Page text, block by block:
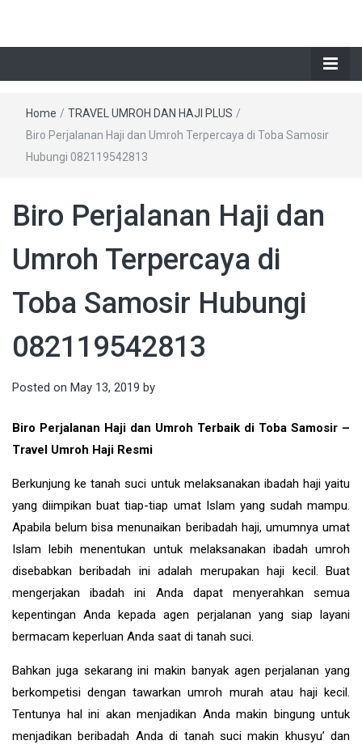
Home / TRAVEL UMROH DAN HAJI PLUS /
Biro Perjalanan Haji dan Umroh Terpercaya di Toba Samosir
Hubungi 082119542813
Biro Perjalanan Haji dan
Umroh Terpercaya di
Toba Samosir Hubungi
082119542813
Posted on May 13, 2019 by
Biro Perjalanan Haji dan Umroh Terbaik di Toba Samosir –
Travel Umroh Haji Resmi
Berkunjung ke tanah suci untuk melaksanakan ibadah haji yaitu
yang diimpikan buat tiap-tiap umat Islam yang sudah mampu.
Apabila belum bisa menunaikan beribadah haji, umumnya umat
Islam lebih menentukan untuk melaksanakan ibadah umroh
disebabkan beribadah ini adalah merupakan haji kecil. Buat
mengerjakan ibadah ini Anda dapat menyerahkan semua
kepentingan Anda kepada agen perjalanan yang siap layani
bermacam keperluan Anda saat di tanah suci.
Bahkan juga sekarang ini makin banyak agen perjalanan yang
berkompetisi dengan tawarkan umroh murah atau haji kecil.
Tentunya hal ini akan menjadikan Anda makin bingung untuk
menjadikan beribadah Anda di tanah suci makin khusyu’ dan